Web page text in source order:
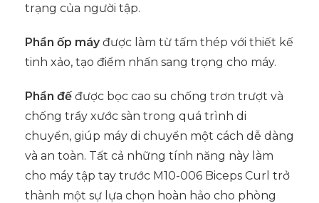
trạng của người tập.
Phần ốp máyđược làm từ tấm thép với thiết kế
tinh xảo, tạo điểm nhấn sang trọng cho máy.
Phần đếđược bọc cao su chống trơn trượt và
chống trầy xước sàn trong quá trình di
chuyển, giúp máy di chuyển một cách dễ dàng
và an toàn. Tất cả những tính năng này làm
cho máy tập tay trước M10-006 Biceps Curl trở
thành một sự lựa chọn hoàn hảo cho phòng